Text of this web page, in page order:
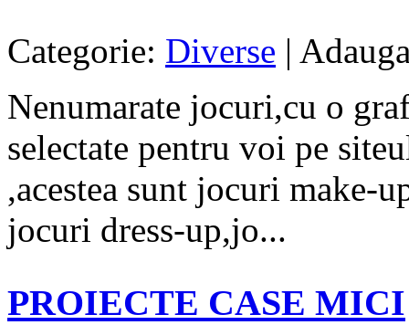
Categorie: Diverse |
Nenumarate jocuri,cu o
selectate pentru voi pe
,acestea sunt jocuri make-
jocuri dress-up,jo...
PROIECTE CASE MICI